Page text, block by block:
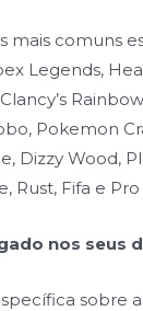
mais comuns
Legends,
Pokemon
Dizzy Wood,
Rust, Fifa e
nos seus
sobre